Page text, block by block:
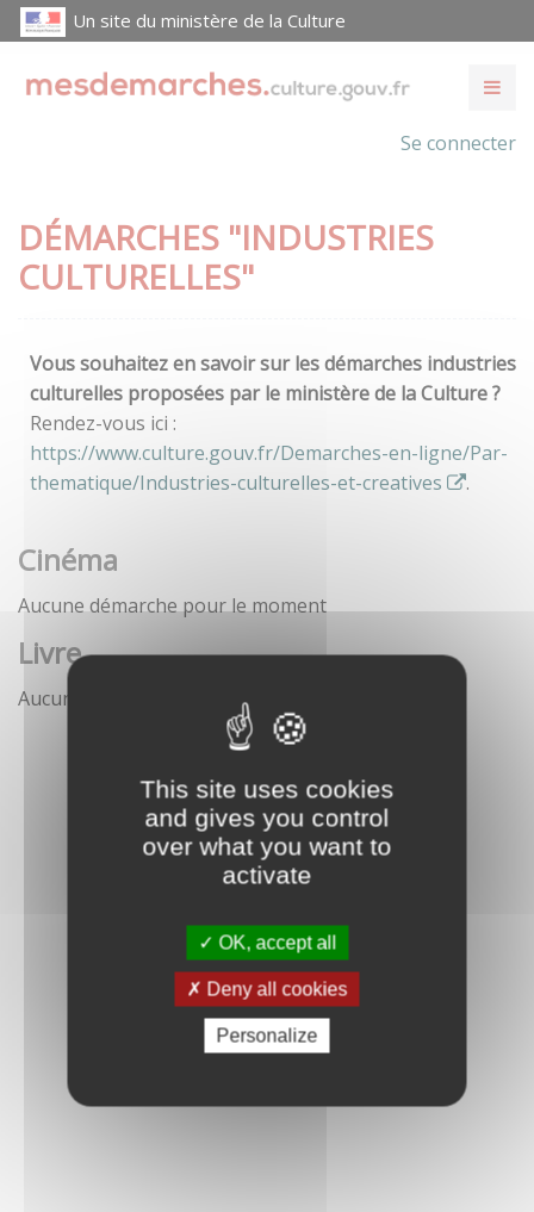
This site uses cookies
and gives you control
over what you want to
activate
OK, accept all
Deny all cookies
Personalize
Un site du ministère de la Culture
Se connecter
DÉMARCHES "INDUSTRIES
CULTURELLES"
Vous souhaitez en savoir sur les démarches industries
culturelles proposées par le ministère de la Culture ?
Rendez-vous ici :
https://www.culture.gouv.fr/Demarches-en-ligne/Par-
thematique/Industries-culturelles-et-creatives
.
Cinéma
Aucune démarche pour le moment
Livre
Aucune démarche pour le moment